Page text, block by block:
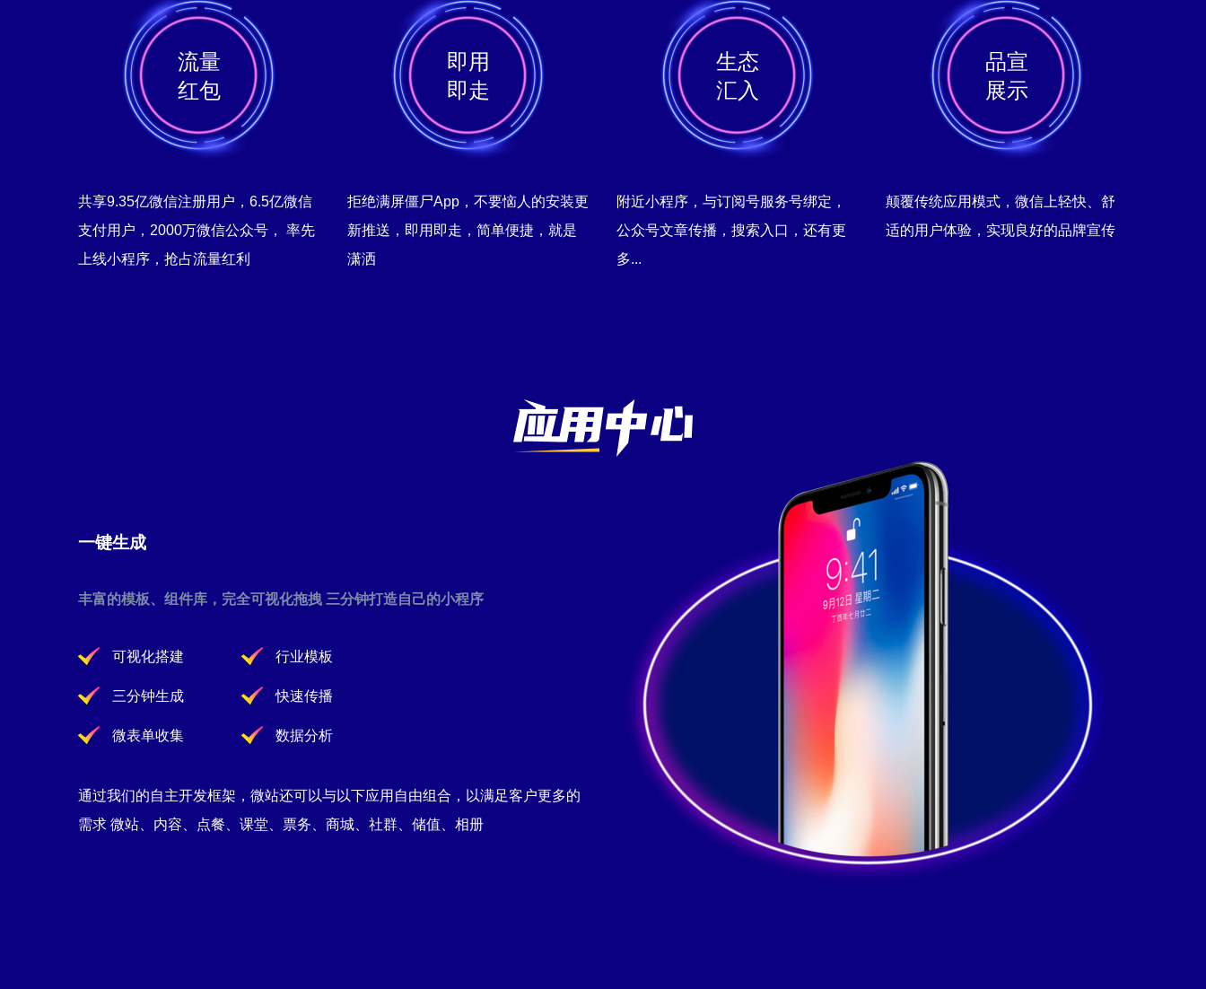
流量
红包
共享9.35亿微信注册用户，6.5亿微信
支付用户，2000万微信公众号， 率先
上线小程序，抢占流量红利
即用
即走
拒绝满屏僵尸App，不要恼人的安装更
新推送，即用即走，简单便捷，就是
潇洒
生态
汇入
附近小程序，与订阅号服务号绑定，
公众号文章传播，搜索入口，还有更
多...
品宣
展示
颠覆传统应用模式，微信上轻快、舒
适的用户体验，实现良好的品牌宣传
一键生成
丰富的模板、组件库，完全可视化拖拽 三分钟打造自己的小程序
可视化搭建 行业模板
三分钟生成 快速传播
微表单收集 数据分析
通过我们的自主开发框架，微站还可以与以下应用自由组合，以满足客户更多的
需求 微站、内容、点餐、课堂、票务、商城、社群、储值、相册